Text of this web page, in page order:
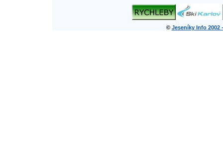
© Jeseníky Info 2002